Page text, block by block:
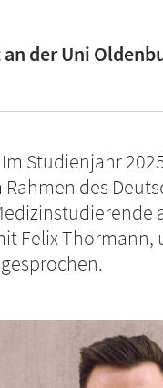
der Uni
Im Studienjahr
Rahmen des
Felix